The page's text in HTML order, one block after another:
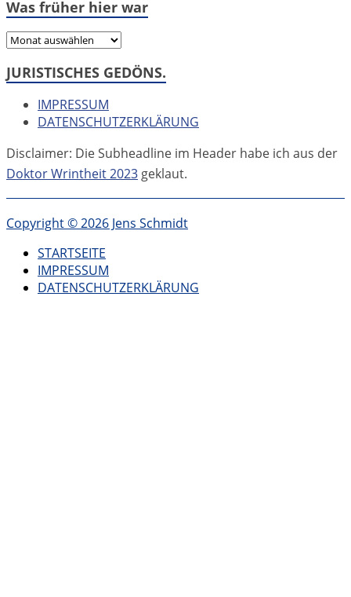
Was früher hier war
Was
hier
JURISTISCHES GEDÖNS.
IMPRESSUM
DATENSCHUTZERKLÄRUNG
Disclaimer: Die Subheadline im Header habe ich aus der
Doktor Wrintheit 2023 geklaut.
Copyright © 2026 Jens Schmidt
STARTSEITE
IMPRESSUM
DATENSCHUTZERKLÄRUNG